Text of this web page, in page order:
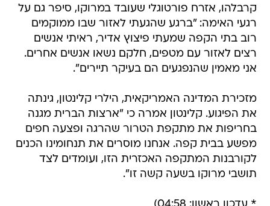
קרבלהו, אזרח פורטוגלי שעובד במרוקו, סיפר גם על
רגעי האימה: "ברגע שהגעתי לאזור שבו ממוקמים
רוב בתי הקפה שמעתי פיצוץ אדיר, ראיתי אנשים
רצים לאזור עם מטפים, חלקם נשאו אנשים אחרים.
אני מאמין שהנפגעים הם בעיקר תיירים".
מזכירת המדינה האמריקאית, הילרי קלינטון, גינתה
את הפיגוע. קלינטון אמרה כי "ארצות הברית מגנה
בחריפות את מתקפת הטרור שהרגה ופצעה חפים
מפשע בבית קפה. אנחנו מוסרים את תנחומינו הכנים
לקורבנות המתקפה האכזרית הזו, ועומדים לצד
תושבי מרוקו בשעה קשה זו".